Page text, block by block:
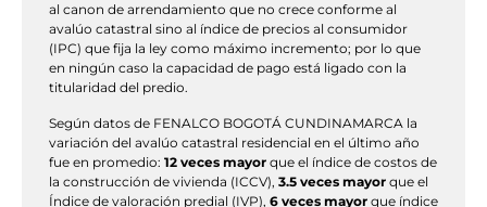
al canon de arrendamiento que no crece conforme al
avalúo catastral sino al índice de precios al consumidor
(IPC) que fija la ley como máximo incremento; por lo que
en ningún caso la capacidad de pago está ligado con la
titularidad del predio.
Según datos de FENALCO BOGOTÁ CUNDINAMARCA la
variación del avalúo catastral residencial en el último año
fue en promedio: 12 veces mayor que el índice de costos de
la construcción de vivienda (ICCV), 3.5 veces mayor que el
Índice de valoración predial (IVP), 6 veces mayor que índice